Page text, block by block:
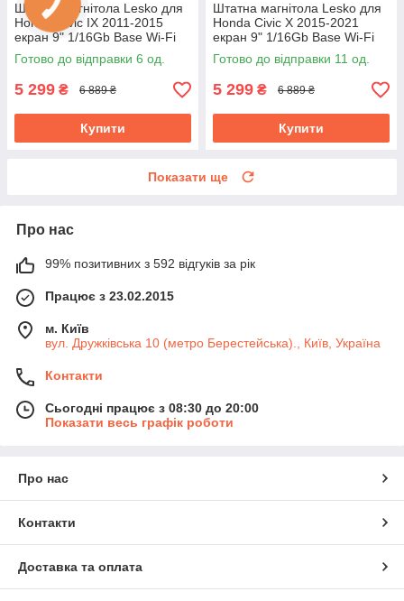
Штатна магнітола Lesko для
Honda Civic IX 2011-2015
екран 9" 1/16Gb Base Wi-Fi
GPS Android
Готово до відправки 6 од.
5 299 ₴ 6 889 ₴
Купити
Штатна магнітола Lesko для
Honda Civic X 2015-2021
екран 9" 1/16Gb Base Wi-Fi
Android GPS Хонда цивік
Готово до відправки 11 од.
5 299 ₴ 6 889 ₴
Купити
Показати ще
Про нас
99% позитивних з 592 відгуків за рік
Працює з 23.02.2015
м. Київ
вул. Дружківська 10 (метро Берестейська)., Київ, Україна
Контакти
Сьогодні працює з 08:30 до 20:00
Показати весь графік роботи
Про нас
Контакти
Доставка та оплата